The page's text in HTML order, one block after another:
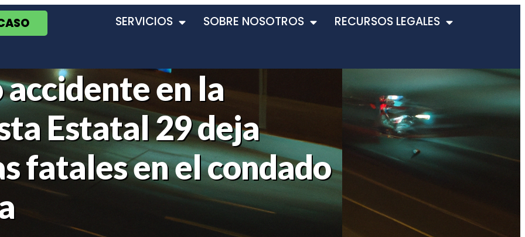
SERVICIOS SOBRE NOSOTROS RECURSOS LEGALES
accidente en la
Estatal 29 deja
fatales en el condado